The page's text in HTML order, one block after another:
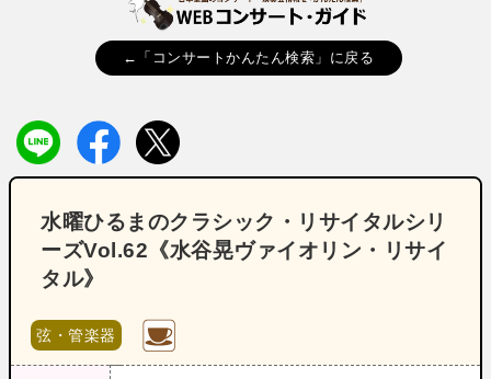
←「コンサートかんたん検索」に戻る
水曜ひるまのクラシック・リサイタルシリ
ーズVol.62《水谷晃ヴァイオリン・リサイ
タル》
弦・管楽器